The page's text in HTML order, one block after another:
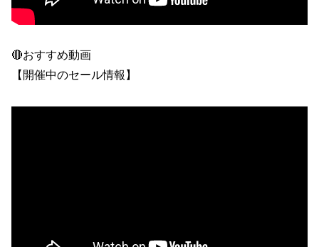
🔴おすすめ動画
【開催中のセール情報】